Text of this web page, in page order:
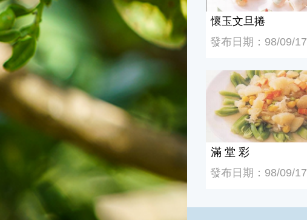
懷玉文旦捲
發布日期：98/09/17
滿 堂 彩
滿 堂 彩
發布日期：98/09/17